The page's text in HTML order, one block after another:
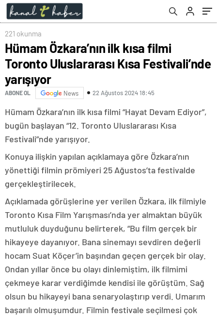
221 okunma
Hümam Özkara’nın ilk kısa filmi
Toronto Uluslararası Kısa Festivali’nde
yarışıyor
ABONE OL News 22 Ağustos 2024 18:45
Hümam Özkara’nın ilk kısa filmi “Hayat Devam Ediyor”,
bugün başlayan “12. Toronto Uluslararası Kısa
Festivali”nde yarışıyor.
Konuya ilişkin yapılan açıklamaya göre Özkara’nın
yönettiği filmin prömiyeri 25 Ağustos’ta festivalde
gerçekleştirilecek.
Açıklamada görüşlerine yer verilen Özkara, ilk filmiyle
Toronto Kısa Film Yarışması’nda yer almaktan büyük
mutluluk duyduğunu belirterek, “Bu film gerçek bir
hikayeye dayanıyor. Bana sinemayı sevdiren değerli
hocam Suat Köçer’in başından geçen gerçek bir olay.
Ondan yıllar önce bu olayı dinlemiştim, ilk filmimi
çekmeye karar verdiğimde kendisi ile görüştüm. Sağ
olsun bu hikayeyi bana senaryolaştırıp verdi. Umarım
başarılı olmuşumdur. Filmin festivale seçilmesi çok